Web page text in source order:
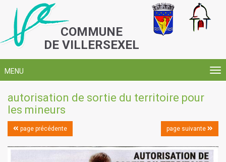
COMMUNE
DE VILLERSEXEL
MENU
autorisation de sortie du territoire pour
les mineurs
page précédente page suivante